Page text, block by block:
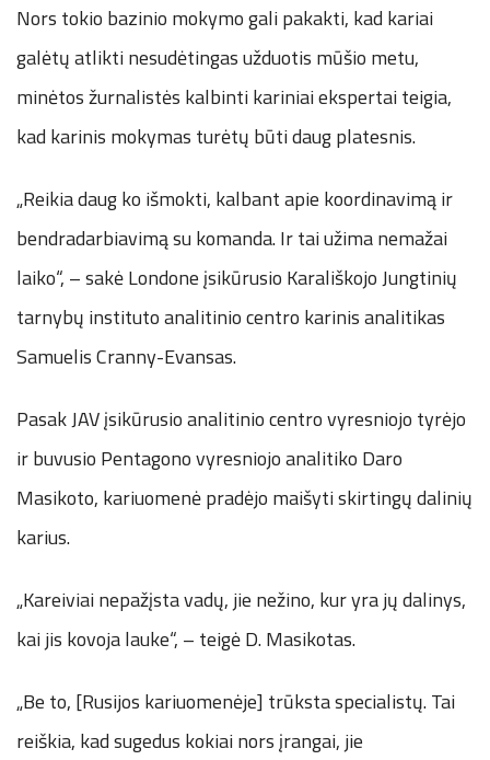
Nors tokio bazinio mokymo gali pakakti, kad kariai
galėtų atlikti nesudėtingas užduotis mūšio metu,
minėtos žurnalistės kalbinti kariniai ekspertai teigia,
kad karinis mokymas turėtų būti daug platesnis.
„Reikia daug ko išmokti, kalbant apie koordinavimą ir
bendradarbiavimą su komanda. Ir tai užima nemažai
laiko“, – sakė Londone įsikūrusio Karališkojo Jungtinių
tarnybų instituto analitinio centro karinis analitikas
Samuelis Cranny-Evansas.
Pasak JAV įsikūrusio analitinio centro vyresniojo tyrėjo
ir buvusio Pentagono vyresniojo analitiko Daro
Masikoto, kariuomenė pradėjo maišyti skirtingų dalinių
karius.
„Kareiviai nepažįsta vadų, jie nežino, kur yra jų dalinys,
kai jis kovoja lauke“, – teigė D. Masikotas.
„Be to, [Rusijos kariuomenėje] trūksta specialistų. Tai
reiškia, kad sugedus kokiai nors įrangai, jie